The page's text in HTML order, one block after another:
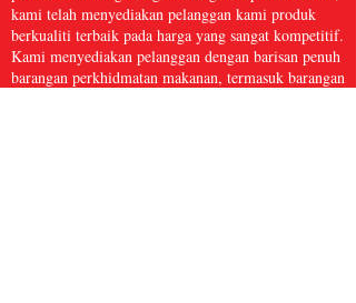
kami telah menyediakan pelanggan kami produk
berkualiti terbaik pada harga yang sangat kompetitif.
Kami menyediakan pelanggan dengan barisan penuh
barangan perkhidmatan makanan, termasuk barangan